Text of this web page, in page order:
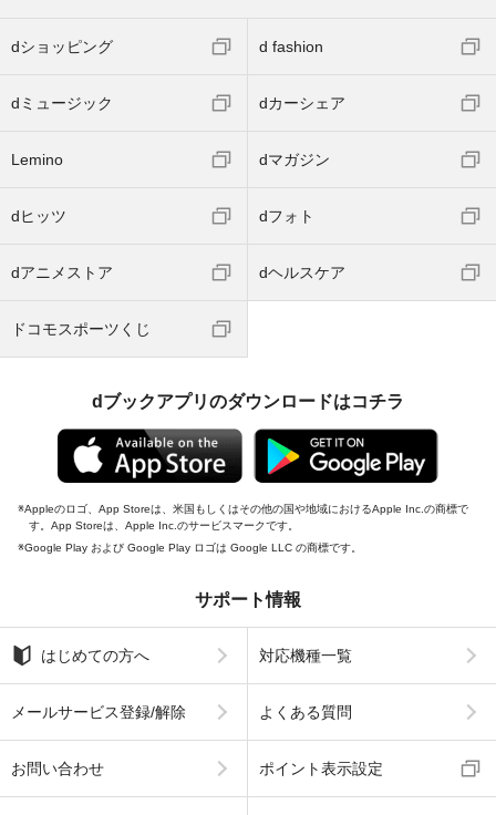
dショッピング d fashion
dミュージック dカーシェア
Lemino dマガジン
dヒッツ dフォト
dアニメストア dヘルスケア
ドコモスポーツくじ
dブックアプリのダウンロードはコチラ
Appleのロゴ、App Storeは、米国もしくはその他の国や地域におけるApple Inc.の商標で
す。App Storeは、Apple Inc.のサービスマークです。
Google Play および Google Play ロゴは Google LLC の商標です。
サポート情報
はじめての方へ 対応機種一覧
メールサービス登録/解除 よくある質問
お問い合わせ ポイント表示設定